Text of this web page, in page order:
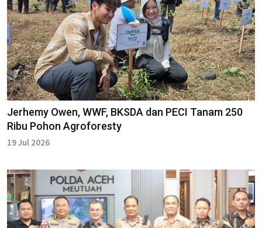
Jerhemy Owen, WWF, BKSDA dan PECI Tanam 250
Ribu Pohon Agroforesty
19 Jul 2026